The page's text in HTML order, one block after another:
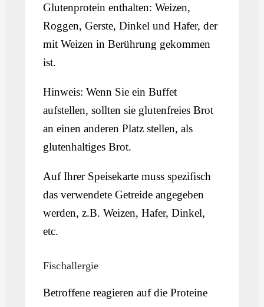
Glutenprotein enthalten: Weizen,
Roggen, Gerste, Dinkel und Hafer, der
mit Weizen in Berührung gekommen
ist.
Hinweis: Wenn Sie ein Buffet
aufstellen, sollten sie glutenfreies Brot
an einen anderen Platz stellen, als
glutenhaltiges Brot.
Auf Ihrer Speisekarte muss spezifisch
das verwendete Getreide angegeben
werden, z.B. Weizen, Hafer, Dinkel,
etc.
Fischallergie
Betroffene reagieren auf die Proteine